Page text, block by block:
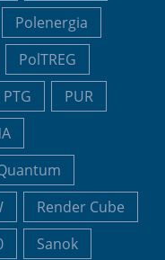
Polenergia
PolTREG
PTG
PUR
Render Cube
Sanok